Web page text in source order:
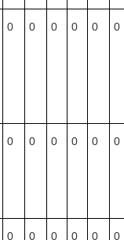
0 0 0 0 0 0
0 0 0 0 0 0
0 0 0 0 0 0